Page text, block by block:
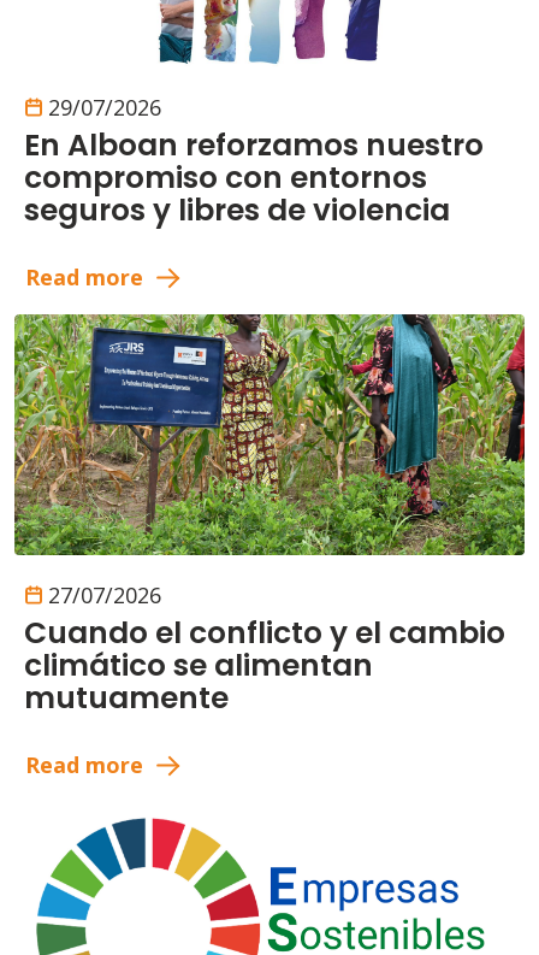
29/07/2026
En Alboan reforzamos nuestro
compromiso con entornos
seguros y libres de violencia
Read more
27/07/2026
Cuando el conflicto y el cambio
climático se alimentan
mutuamente
Read more